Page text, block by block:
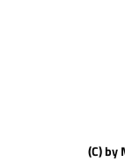
(C) by